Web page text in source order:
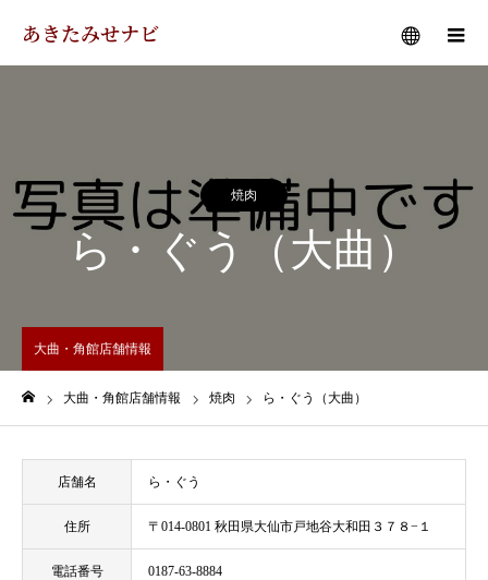
あきたみせナビ メニュー
焼肉
ら・ぐう（大曲）
大曲・角館店舗情報
大曲・角館店舗情報 焼肉 ら・ぐう（大曲）
店舗名 ら・ぐう
住所 〒014-0801 秋田県大仙市戸地谷大和田３７８−１
電話番号 0187-63-8884